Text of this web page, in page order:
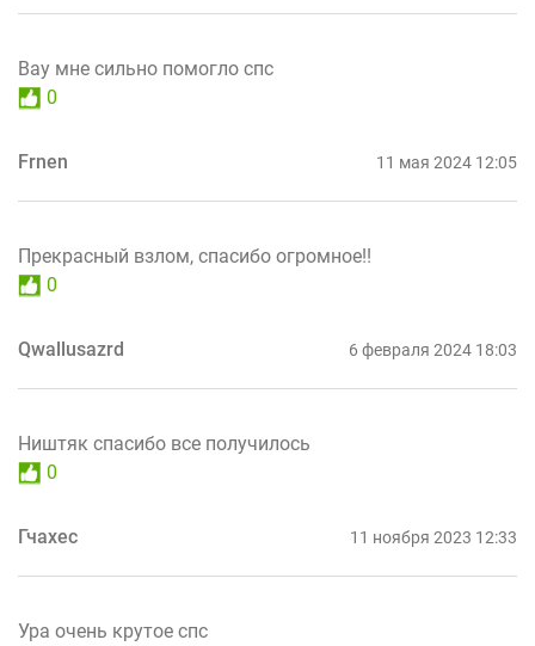
Вау мне сильно помогло спс
0
Frnen 11 мая 2024 12:05
Прекрасный взлом, спасибо огромное!!
0
Qwallusazrd 6 февраля 2024 18:03
Ништяк спасибо все получилось
0
Гчахес 11 ноября 2023 12:33
Ура очень крутое спс